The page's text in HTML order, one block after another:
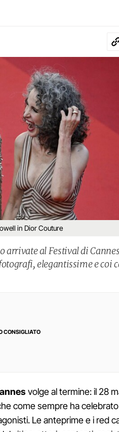
in Dior Couture
arrivate al Festival di
elegantissime e coi
CONSIGLIATO
volge al termine: il 28
come sempre ha
Le anteprime e i red